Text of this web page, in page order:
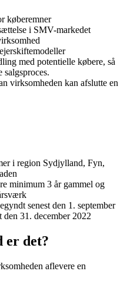
køberemner
i SMV-markedet
med potentielle købere, så
salgsproces.
virksomheden kan afslutte en
i region Sydjylland, Fyn,
minimum 3 år gammel og
senest den 1. september
den 31. december 2022
er det?
aflevere en